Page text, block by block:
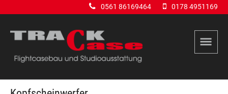
0561 86169464 0178 4951169